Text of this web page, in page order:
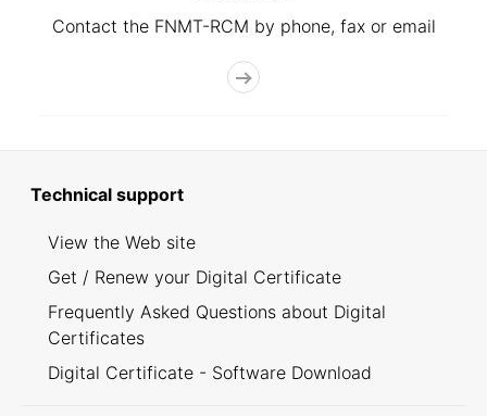
Contact the FNMT-RCM by phone, fax or email
Technical support
View the Web site
Get / Renew your Digital Certificate
Frequently Asked Questions about Digital
Certificates
Digital Certificate - Software Download